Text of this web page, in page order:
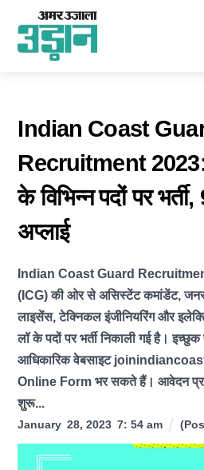
content
Indian Coast
Recruitment
के विभिन्न पदों पर
अप्लाई
Indian Coast Guard Recruitment
(ICG) की ओर से असिस्टेंट कमांडेंट,
लाइसेंस, टेक्निकल इंजीनियरिंग और
लॉ के पदों पर भर्ती निकाली गई है। इच्छुक
आधिकारिक वेबसाइट
Online Form भर सकते हैं। आवेदन
शुरू...
January 28,2023 7:54 am